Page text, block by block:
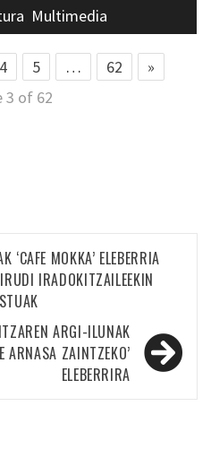
Multimedia
4 5 … 62
»
3 of 62
‘CAFE MOKKA’ ELEBERRIA
IRADOKITZAILEEKIN
ARGI-ILUNAK
ARNASA ZAINTZEKO’
ELEBERRIRA